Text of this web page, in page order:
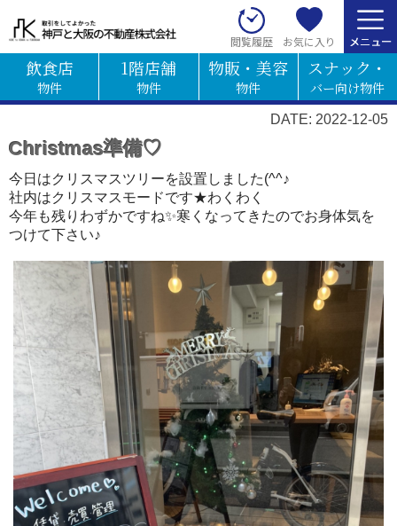
閲覧履歴 お気に入り
飲食店
物件
1階店舗
物件
物販・美容
物件
スナック・
バー向け物件
DATE: 2022-12-05
Christmas準備♡
今日はクリスマスツリーを設置しました(^^♪
社内はクリスマスモードです★わくわく
今年も残りわずかですね✨寒くなってきたのでお身体気を
つけて下さい♪